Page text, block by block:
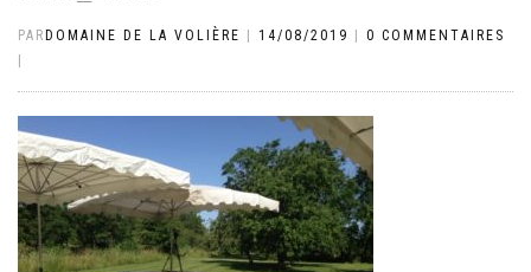
PAR DOMAINE DE LA VOLIÈRE 14/08/2019
0 COMMENTAIRES